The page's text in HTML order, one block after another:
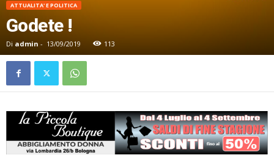
ATTUALITA' E POLITICA
Godete !
Di admin - 13/09/2019 113